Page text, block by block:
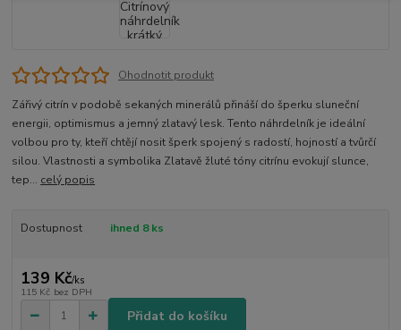
Ohodnotit produkt
Zářivý citrín v podobě sekaných minerálů přináší do šperku sluneční
energii, optimismus a jemný zlatavý lesk. Tento náhrdelník je ideální
volbou pro ty, kteří chtějí nosit šperk spojený s radostí, hojností a tvůrčí
silou. Vlastnosti a symbolika Zlatavě žluté tóny citrínu evokují slunce,
tep... celý popis
Dostupnost ihned 8 ks
139 Kč/ks
115 Kč bez DPH
Přidat do košíku